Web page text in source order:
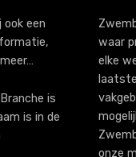
een
is
is in de
waar
elke
onze